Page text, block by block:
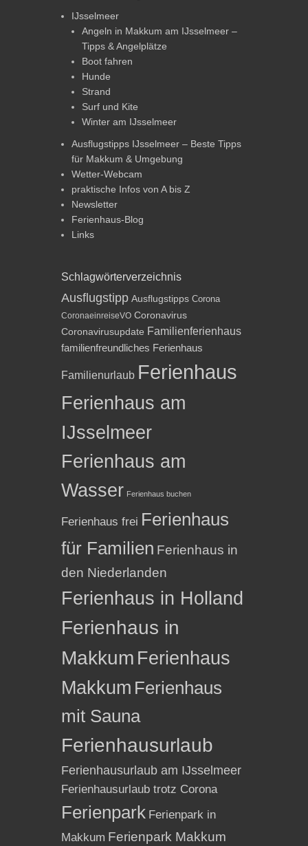
IJsselmeer
Angeln in Makkum am IJsselmeer –
Tipps & Angelplätze
Boot fahren
Hunde
Strand
Surf und Kite
Winter am IJsselmeer
Ausflugstipps IJsselmeer – Beste Tipps
für Makkum & Umgebung
Wetter-Webcam
praktische Infos von A bis Z
Newsletter
Ferienhaus-Blog
Links
Schlagwörterverzeichnis
Ausflugstipp Ausflugstipps Corona
CoronaeinreiseVO Coronavirus
Coronavirusupdate Familienferienhaus
familienfreundliches Ferienhaus
Familienurlaub Ferienhaus
Ferienhaus am
IJsselmeer
Ferienhaus am
Wasser Ferienhaus buchen
Ferienhaus frei Ferienhaus
für Familien Ferienhaus in
den Niederlanden
Ferienhaus in Holland
Ferienhaus in
Makkum Ferienhaus
Makkum Ferienhaus
mit Sauna
Ferienhausurlaub
Ferienhausurlaub am IJsselmeer
Ferienhausurlaub trotz Corona
Ferienpark Ferienpark in
Makkum Ferienpark Makkum